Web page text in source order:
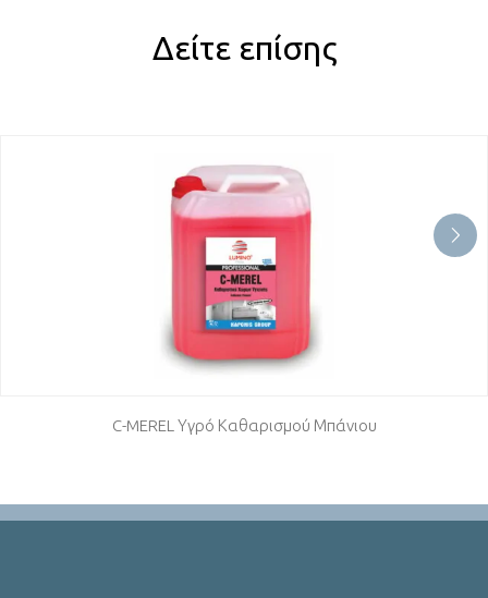
Δείτε επίσης
C-MEREL Υγρό Καθαρισμού Μπάνιου